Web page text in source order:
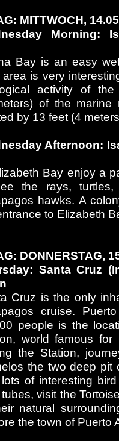
MITTWOCH,
Morning:
Bay is an easy
is very
activity of
of the
by 13 feet (4
Afternoon:
Bay enjoy a
the rays, turtles,
hawks. A
to Elizabeth
DONNERSTAG,
Santa Cruz
Cruz is the only
cruise.
people is the
world famous for
the Station,
the two deep pit
of interesting
visit the
natural
the town of Puerto